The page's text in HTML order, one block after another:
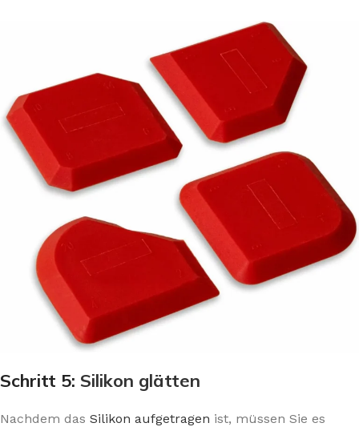
Schritt 5: Silikon glätten
Nachdem das Silikon aufgetragen ist, müssen Sie es